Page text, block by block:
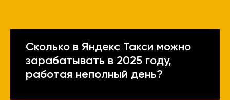
Сколько в Яндекс Такси можно
зарабатывать в 2025 году,
работая неполный день?